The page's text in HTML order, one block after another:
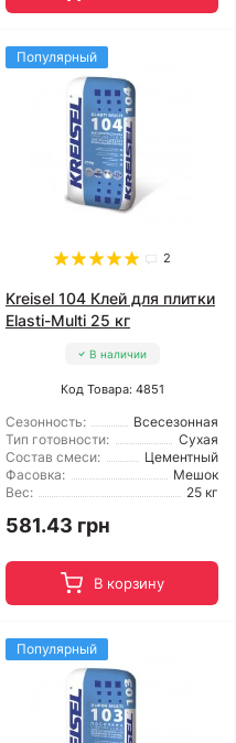
Популярный
2
Kreisel 104 Клей для плитки
Elasti-Multi 25 кг
В наличии
Код Товара: 4851
Сезонность:
Всесезонная
Тип готовности:
Сухая
Состав смеси:
Цементный
Фасовка:
Мешок
Вес:
25 кг
581.43 грн
В корзину
Популярный